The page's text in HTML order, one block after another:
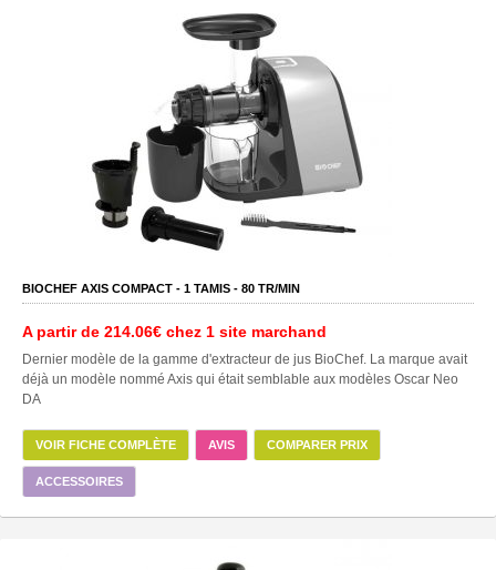
BIOCHEF AXIS COMPACT - 1 TAMIS - 80 TR/MIN
A partir de 214.06€ chez 1 site marchand
Dernier modèle de la gamme d'extracteur de jus BioChef. La marque avait
déjà un modèle nommé Axis qui était semblable aux modèles Oscar Neo
DA
VOIR FICHE COMPLÈTE AVIS COMPARER PRIX
ACCESSOIRES